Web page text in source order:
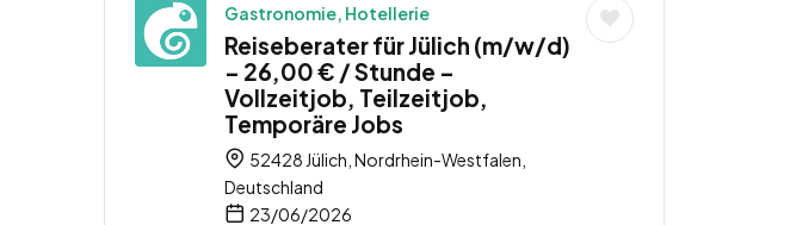
Gastronomie, Hotellerie
Reiseberater für Jülich (m/w/d)
– 26,00 € / Stunde –
Vollzeitjob, Teilzeitjob,
Temporäre Jobs
52428 Jülich, Nordrhein-Westfalen,
Deutschland
23/06/2026